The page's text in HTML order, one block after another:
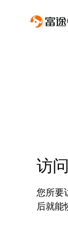
访
您所要
后就能